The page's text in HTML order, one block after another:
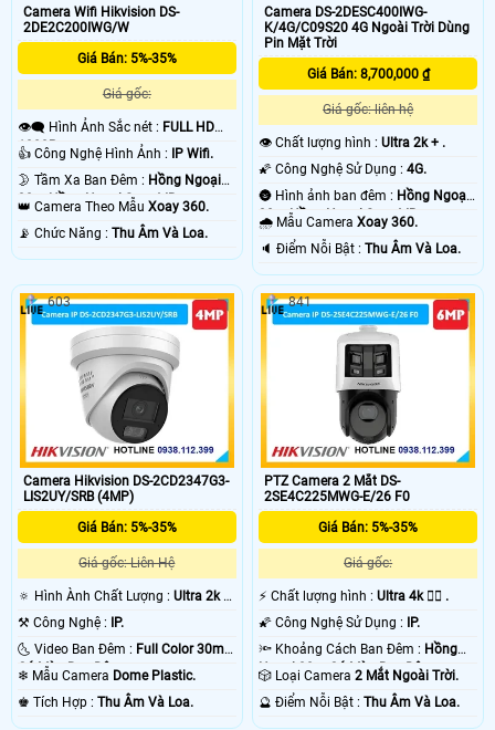
Camera Wifi Hikvision DS-
2DE2C200IWG/W
Giá Bán: 5%-35%
Giá gốc:
👁️‍🗨 Hình Ảnh Sắc nét : FULL HD
1080P .
👍 Công Nghệ Hình Ảnh : IP Wifi.
🌛 Tầm Xa Ban Đêm : Hồng Ngoại
30m Hồng Ngoại Smart IR.
👑 Camera Theo Mẫu Xoay 360.
️📡 Chức Năng : Thu Âm Và Loa.
Camera DS-2DESC400IWG-
K/4G/C09S20 4G Ngoài Trời Dùng
Pin Mặt Trời
Giá Bán: 8,700,000 ₫
Giá gốc: liên hệ
👁 Chất lượng hình :Ultra 2k + .
🌠 Công Nghệ Sử Dụng :4G.
🌚 Hình ảnh ban đêm : Hồng Ngoại
30m Hồng Ngoại Smart IR.
🌧️ Mẫu CameraXoay 360.
️🔈 Điểm Nỗi Bật :Thu Âm Và Loa.
Camera Hikvision DS-2CD2347G3-
LIS2UY/SRB (4MP)
Giá Bán: 5%-35%
Giá gốc: Liên Hệ
🔅 Hình Ành Chất Lượng : Ultra 2k +
.
⚒ Công Nghệ :
IP.
🌜 Video Ban Đêm : Full Color 30m
Có Màu Ban Ðêm.
❄ Mẫu Camera Dome Plastic.
️♚ Tích Hợp : Thu Âm Và Loa.
603
PTZ Camera 2 Mắt DS-
2SE4C225MWG-E/26 F0
Giá Bán: 5%-35%
Giá gốc:
️⚡ Chất lượng hình :Ultra 4k 👍🏾 .
🌠 Công Nghệ Sử Dụng :
IP.
🔦 Khoảng Cách Ban Đêm : Hồng
Ngoại 30m Có Màu Ban Ðêm.
🎲 Loại Camera2 Mắt Ngoài Trời.
️🔮 Điểm Nỗi Bật :Thu Âm Và Loa.
841